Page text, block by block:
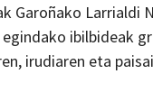
Garoñako Larrialdi
ibilbideak
irudiaren eta